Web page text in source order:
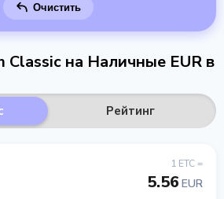
Очистить
Classic на Наличные EUR в
Рейтинг
1 ETC =
5.56 EUR